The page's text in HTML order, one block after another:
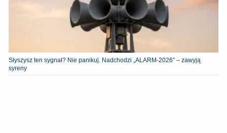
Słyszysz ten sygnał? Nie panikuj. Nadchodzi „ALARM-2026” – zawyją
syreny